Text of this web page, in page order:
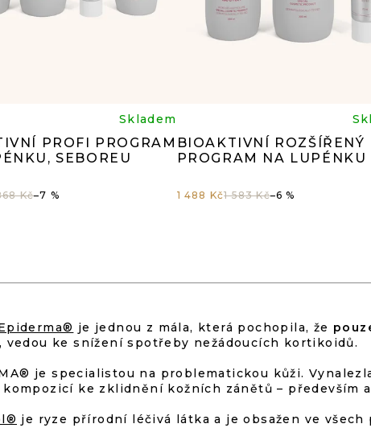
PROFI PROGRAM
SEBOREU
Skladem
Kč–7 %
BIOAKTIVNÍ ROZŠÍŘENÝ
PROGRAM NA LUPÉNKU
produktu
5,0
z
5
1 488 Kč1 583 Kč–6 %
V
D
A
Í
P
V
je jednou z mála, která pochopila, že
vedou ke snížení spotřeby nežádoucích kortikoidů.
je specialistou na problematickou kůži.
ke zklidnění kožních zánětů – především
je ryze přírodní léčivá látka a je obsažen ve všech